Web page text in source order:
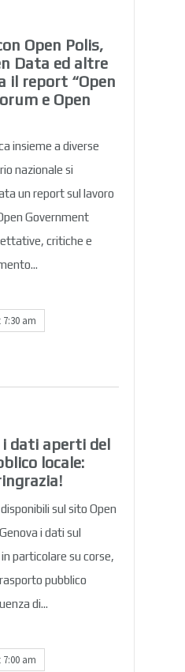
Open Polis,
Data ed altre
il report “Open
e Open
insieme a diverse
nazionale si
un report sul lavoro
Government
critiche e
am
dati aperti del
locale:
sul sito Open
i dati sul
particolare su corse,
pubblico
di...
am